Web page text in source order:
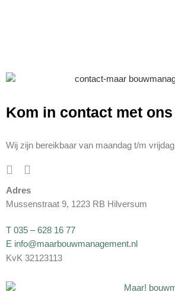
Kom in contact met ons
Wij zijn bereikbaar van maandag t/m vrijdag
Adres
Mussenstraat 9, 1223 RB Hilversum
T 035 – 628 16 77
E info@maarbouwmanagement.nl
KvK 32123113